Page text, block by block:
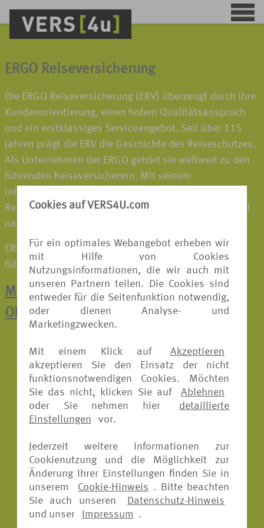
Cookies auf VERS4U.com
Für ein optimales Webangebot erheben wir
mit Hilfe von Cookies
Nutzungsinformationen, die wir auch mit
unseren Partnern teilen. Die Cookies sind
entweder für die Seitenfunktion notwendig,
oder dienen Analyse- und
Marketingzwecken.
Mit einem Klick auf
Akzeptieren
akzeptieren Sie den Einsatz der nicht
funktionsnotwendigen Cookies. Möchten
Sie das nicht, klicken Sie auf
Ablehnen
oder Sie nehmen hier
detaillierte
Einstellungen
vor.
Jederzeit weitere Informationen zur
Cookienutzung und die Möglichkeit zur
Änderung Ihrer Einstellungen finden Sie in
unserem
Cookie-Hinweis . Bitte beachten
Sie auch unseren
Datenschutz-Hinweis
und unser
Impressum .
ERGO Reiseversicherung
Die ERGO Reiseversicherung (ERV) überzeugt durch ihre
Kundenorientierung, einen hohen Qualitätsanspruch
und ein erstklassiges Serviceangebot. Seit über 115
Jahren prägt die ERV die Geschichte des Reiseschutzes.
Als Unternehmen der ERGO gehört sie weltweit zu den
führenden Reiseversicherern. Mit seinem
internationalen Netzwerk sorgt der Spezialist für
Reiseschutz dafür, dass die Kunden vor, während und
nach einer Reise optimal betreut werden.
ERGO gehört zur Munich Re, einem der weltweit
führenden Rückversicherer und Risikoträger.
Mit einem Klick zur Schadenmeldung:
ONLINE-FORMULARE